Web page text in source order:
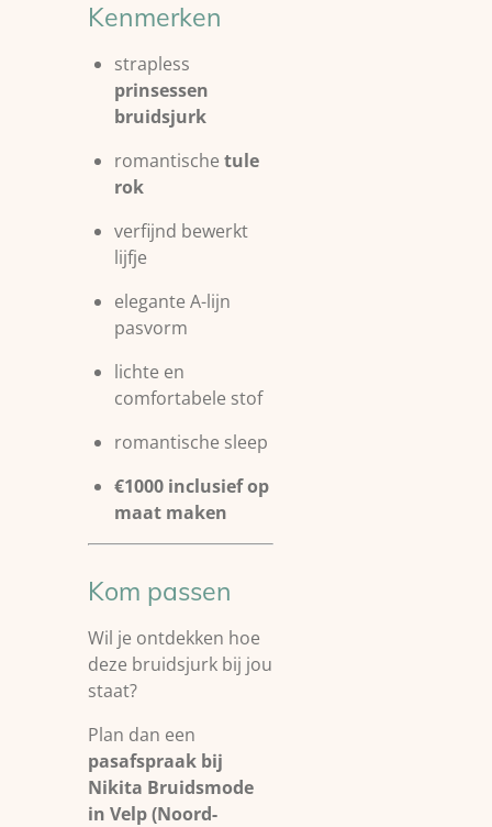
Kenmerken
strapless
prinsessen
bruidsjurk
romantische tule
rok
verfijnd bewerkt
lijfje
elegante A-lijn
pasvorm
lichte en
comfortabele stof
romantische sleep
€1000 inclusief op
maat maken
Kom passen
Wil je ontdekken hoe
deze bruidsjurk bij jou
staat?
Plan dan een
pasafspraak bij
Nikita Bruidsmode
in Velp (Noord-